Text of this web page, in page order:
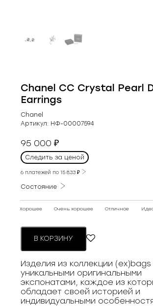
Chanel CC Crystal Pearl
Earrings
Chanel
Артикул: НФ-00007594
95 000₽
Следить за ценой
6 платежей по15 833₽
Состояние
Хорошее Очень хорошее Отличное
В КОРЗИНУ
Изделия из коллекции
уникальными оригинальными
экспонатами, каждое из
обладает своей историей и
индивидуальными